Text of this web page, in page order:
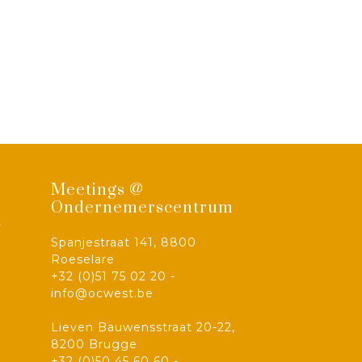
Meetings @
Ondernemerscentrum
Spanjestraat 141, 8800
Roeselare
+32 (0)51 75 02 20 -
info@ocwest.be
Lieven Bauwensstraat 20-22,
8200 Brugge